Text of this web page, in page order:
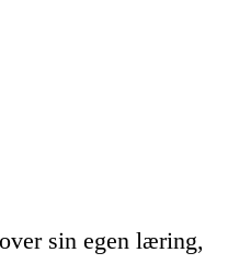
sin egen læring,